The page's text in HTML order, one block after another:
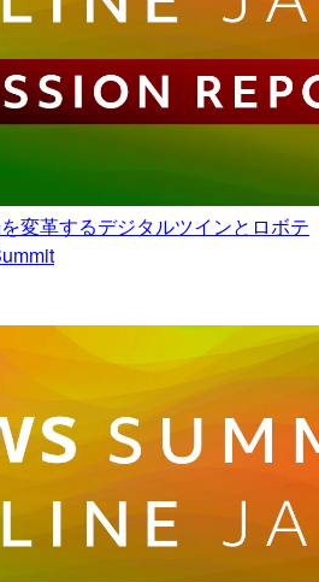
変革するデジタルツインとロボテ